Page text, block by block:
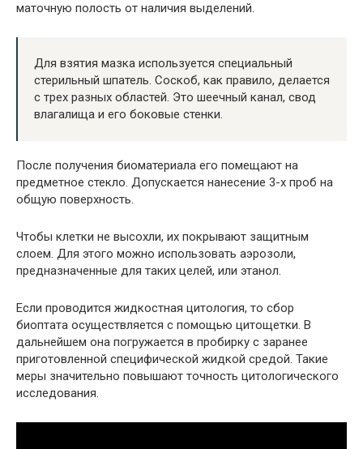
маточную полость от наличия выделений.
Для взятия мазка используется специальный
стерильный шпатель. Соскоб, как правило, делается
с трех разных областей. Это шеечный канал, свод
влагалища и его боковые стенки.
После получения биоматериала его помещают на
предметное стекло. Допускается нанесение 3-х проб на
общую поверхность.
Чтобы клетки не высохли, их покрывают защитным
слоем. Для этого можно использовать аэрозоли,
предназначенные для таких целей, или этанол.
Если проводится жидкостная цитология, то сбор
биоптата осуществляется с помощью цитощетки. В
дальнейшем она погружается в пробирку с заранее
приготовленной специфической жидкой средой. Такие
меры значительно повышают точность цитологического
исследования.